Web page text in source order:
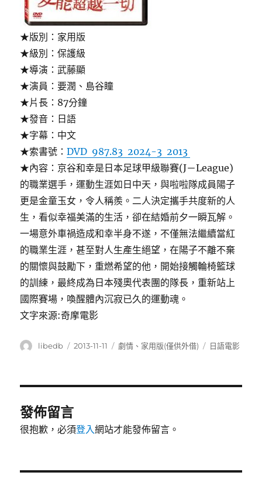
★版別：家用版
★級別：保護級
★導演：武藤顯
★演員：要潤、島谷瞳
★片長：87分鐘
★發音：日語
★字幕：中文
★索書號：DVD 987.83 2024-3 2013
★內容：京谷和幸是日本足球甲級聯賽(J－League)
的職業選手，運動生涯如日中天，與啦啦隊成員陽子
更是金童玉女，令人稱羨。二人決定攜手共度新的人
生，看似幸福美滿的生活，卻在結婚前夕一瞬瓦解。
一場意外車禍造成和幸半身不遂，不僅無法繼續當紅
的職業生涯，甚至對人生產生絕望，在陽子不離不棄
的關懷與鼓勵下，重燃希望的他，開始接觸輪椅籃球
的訓練，最終成為日本殘奧代表團的隊長，重新站上
國際賽場，喚醒體內沉寂已久的運動魂。
文字來源:奇摩電影
作
libedb
發
2013-11-11
分
劇情 、 家用版(僅供外借)
標
日語電影
發佈留言
很抱歉，必須登入網站才能發佈留言。